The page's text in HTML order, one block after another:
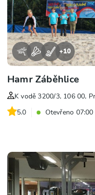
+10
Hamr Záběhlice
K vodě 3200/3, 106 00,
5.0
Otevřeno